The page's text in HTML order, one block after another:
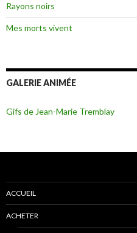
Rayons noirs
Mes morts vivent
GALERIE ANIMÉE
Gifs de Jean-Marie Tremblay
ACCUEIL
ACHETER